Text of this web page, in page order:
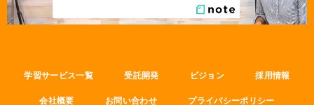
学習サービス一覧 受託開発 ビジョン
採用情報
会社概要
お問い合わせ プライバシーポリシー